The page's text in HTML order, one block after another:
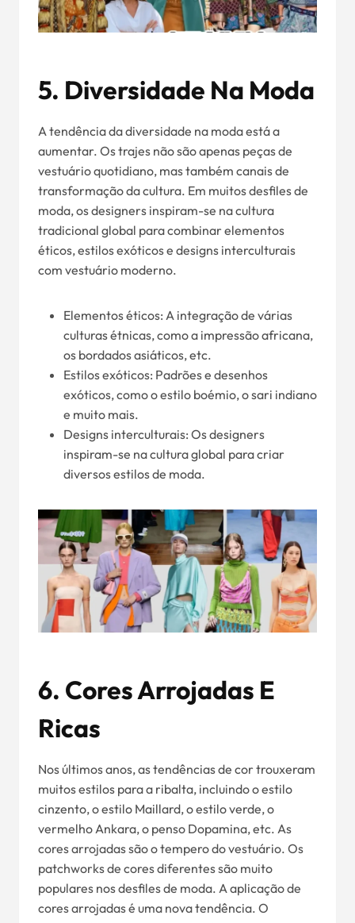
5. Diversidade Na Moda
A tendência da diversidade na moda está a
aumentar. Os trajes não são apenas peças de
vestuário quotidiano, mas também canais de
transformação da cultura. Em muitos desfiles de
moda, os designers inspiram-se na cultura
tradicional global para combinar elementos
éticos, estilos exóticos e designs interculturais
com vestuário moderno.
Elementos éticos: A integração de várias
culturas étnicas, como a impressão africana,
os bordados asiáticos, etc.
Estilos exóticos: Padrões e desenhos
exóticos, como o estilo boémio, o sari indiano
e muito mais.
Designs interculturais: Os designers
inspiram-se na cultura global para criar
diversos estilos de moda.
6. Cores Arrojadas E
Ricas
Nos últimos anos, as tendências de cor trouxeram
muitos estilos para a ribalta, incluindo o estilo
cinzento, o estilo Maillard, o estilo verde, o
vermelho Ankara, o penso Dopamina, etc. As
cores arrojadas são o tempero do vestuário. Os
patchworks de cores diferentes são muito
populares nos desfiles de moda. A aplicação de
cores arrojadas é uma nova tendência. O